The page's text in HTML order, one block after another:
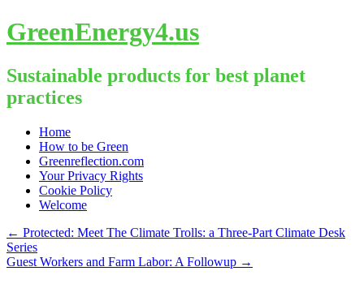
GreenEnergy4.us
Sustainable products for best planet
practices
Skip
content
Home
How to be Green
Greenreflection.com
Your Privacy Rights
Cookie Policy
Welcome
← Protected: Meet The Climate Trolls: a Three-Part Climate Desk
Series
Guest Workers and Farm Labor: A Followup →